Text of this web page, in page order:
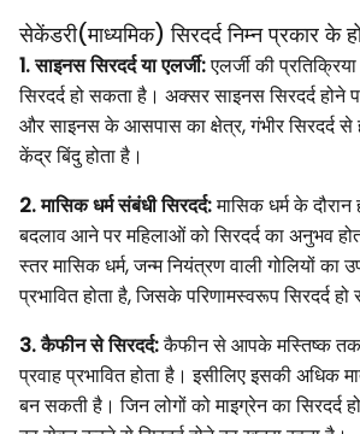
सेकेंडरी(माध्यमिक) सिरदर्द निम्न प्रकार के
1. साइनस सिरदर्द या एलर्जी:एलर्जी की
सिरदर्द हो सकता है। अक्सर साइनस सिरदर्द होने
और साइनस के आसपास का क्षेत्र, गंभीर सिरदर्द से
केंद्र बिंदु होता है।
2. मासिक धर्म संबंधी सिरदर्द:मासिक धर्म के दौरान
बदलाव आने पर महिलाओं को सिरदर्द का अनुभव
स्तर मासिक धर्म, जन्म नियंत्रण वाली गोलियों का
प्रभावित होता है, जिसके परिणामस्वरूप सिरदर्द
3. कैफीन से सिरदर्द:कैफीन से आपके मस्तिष्क तक
प्रवाह प्रभावित होता है। इसीलिए इसकी अधिक
बन सकती है। जिन लोगों को माइग्रेन का सिरदर्द